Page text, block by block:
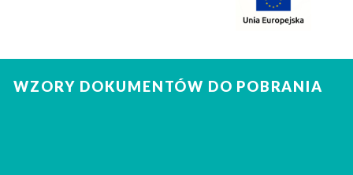
WZORY DOKUMENTÓW DO POBRANIA